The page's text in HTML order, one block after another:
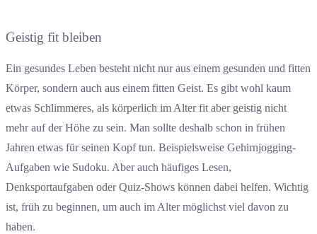
Geistig fit bleiben
Ein gesundes Leben besteht nicht nur aus einem gesunden und fitten
Körper, sondern auch aus einem fitten Geist. Es gibt wohl kaum
etwas Schlimmeres, als körperlich im Alter fit aber geistig nicht
mehr auf der Höhe zu sein. Man sollte deshalb schon in frühen
Jahren etwas für seinen Kopf tun. Beispielsweise Gehirnjogging-
Aufgaben wie Sudoku. Aber auch häufiges Lesen,
Denksportaufgaben oder Quiz-Shows können dabei helfen. Wichtig
ist, früh zu beginnen, um auch im Alter möglichst viel davon zu
haben.